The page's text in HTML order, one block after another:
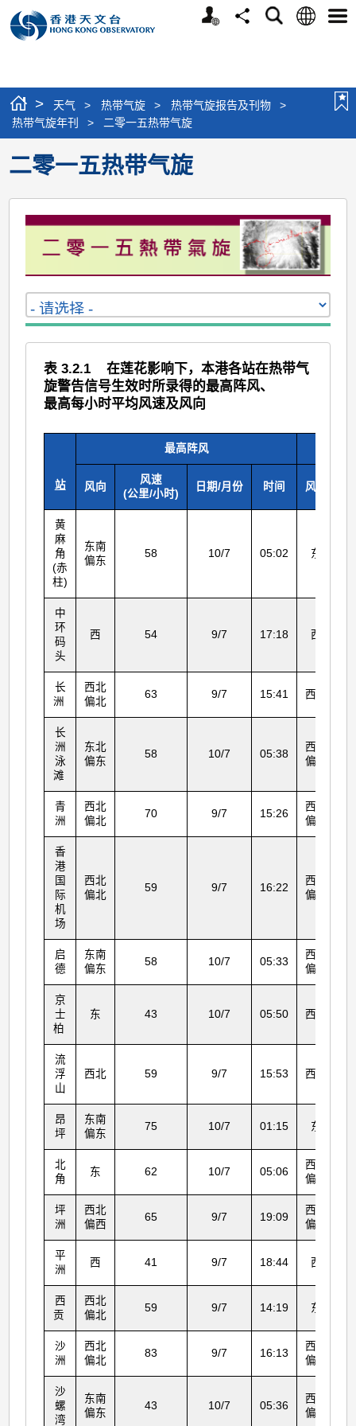
个
分
搜
语
选
> 天气 > 热带气旋 > 热带气旋报告及刊物
>
热带气旋年刊
> 二零一五热带气旋
二零一五热带气旋
表 3.2.1 在莲花影响下，本港各站在热带气
旋警告信号生效时所录得的最高阵风、
最高每小时平均风速及风向
站
最高阵风
风向
风速
(公里/小时)
日期/月份 时间 风向
黄
麻
角
(赤
柱)
东南
偏东
58 10/7 05:02 东
中
环
码
头
西 54 9/7 17:18 西
长
洲
西北
偏北
63 9/7 15:41 西北
长
洲
泳
滩
东北
偏东
58 10/7 05:38
西北
偏西
青
洲
西北
偏北
70 9/7 15:26
西北
偏北
香
港
国
际
机
场
西北
偏北
59 9/7 16:22
西北
偏北
启
德
东南
偏东
58 10/7 05:33
西北
偏西
京
士
柏
东 43 10/7 05:50 西北
流
浮
山
西北 59 9/7 15:53 西北
昂
坪
东南
偏东
75 10/7 01:15 东
北
角
东 62 10/7 05:06
西南
偏西
坪
洲
西北
偏西
65 9/7 19:09
西北
偏西
平
洲
西 41 9/7 18:44 西
西
贡
西北
偏北
59 9/7 14:19 东
沙
洲
西北
偏北
83 9/7 16:13
西北
偏北
沙
螺
湾
东南
偏东
43 10/7 05:36
西北
偏西